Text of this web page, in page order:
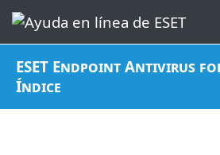
ESET Endpoint Antivirus
Índice